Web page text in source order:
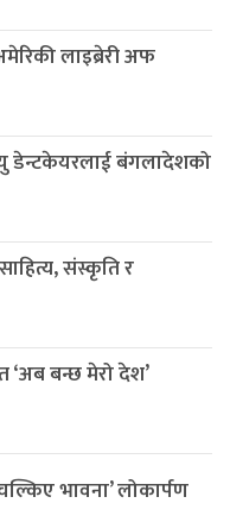
लाइब्रेरी अफ
डेन्टकेयरलाई बंगलादेशको
संस्कृति र
‘अब बन्छ मेरो देश’
भावना’ लोकार्पण